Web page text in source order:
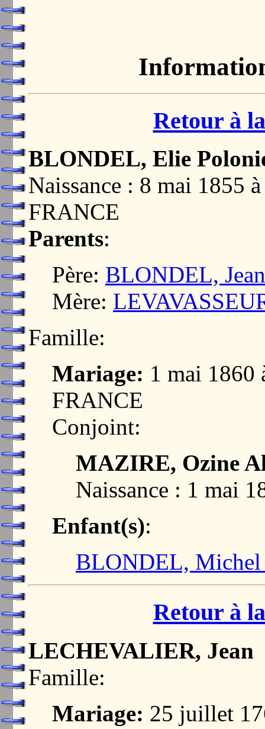
Retour à
BLONDEL, Elie
Naissance : 8 mai 1855
FRANCE
Parents:
Père: BLONDEL,
Mère:
Famille:
Mariage: 1 mai 1860
FRANCE
Conjoint:
MAZIRE, Ozine
Naissance : 1 mai
Enfant(s):
BLONDEL, Michel
Retour à
LECHEVALIER, Jean
Famille:
Mariage: 25 juillet